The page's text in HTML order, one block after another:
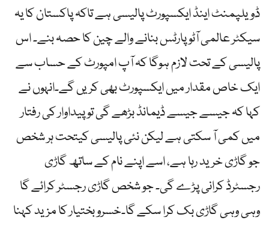
ڈویلپمنٹ اینڈ ایکسپورٹ پالیسی ہے تاکہ پاکستان کا یہ
سیکٹر عالمی آٹو پارٹس بنانے والے چین کا حصہ بنے۔ اس
پالیسی کے تحت لازم ہوگا کہ آپ امپورٹ کے حساب سے
ایک خاص مقدار میں ایکسپورٹ بھی کریں گے۔انہوں نے
کہا کہ جیسے جیسے ڈیمانڈ بڑھے گی تو پیداوار کی رفتار
میں کمی آ سکتی ہے لیکن نئی پالیسی کیتحت ہر شخص
جو گاڑی خرید رہا ہے، اسے اپنے نام کے ساتھ گاڑی
رجسٹرڈ کرانی پڑے گی۔ جو شخص گاڑی رجسٹر کرائے گا
وہی وہی گاڑی بک کرا سکے گا۔خسرو بختیار کا مزید کہنا